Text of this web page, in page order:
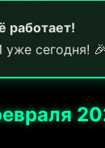
работает!
сегодня!